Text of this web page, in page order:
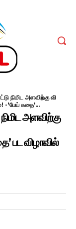
நிமிட அளவிற்கு வி
-'பேய் கதை'...
அளவிற்கு
பட விழாவில்